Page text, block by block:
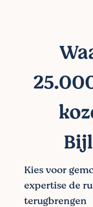
Kies voor
expertise de
terugbrengen